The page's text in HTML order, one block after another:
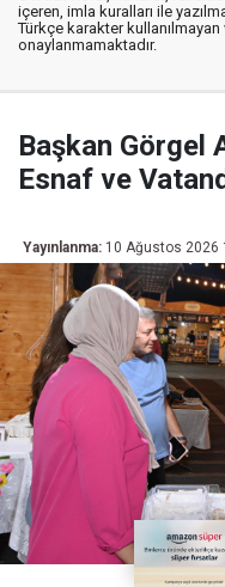
içeren, imla kuralları ile
Türkçe karakter
onaylanmamaktadır.
Başkan Görgel
Esnaf ve
Yayınlanma: 10 Ağustos 2026